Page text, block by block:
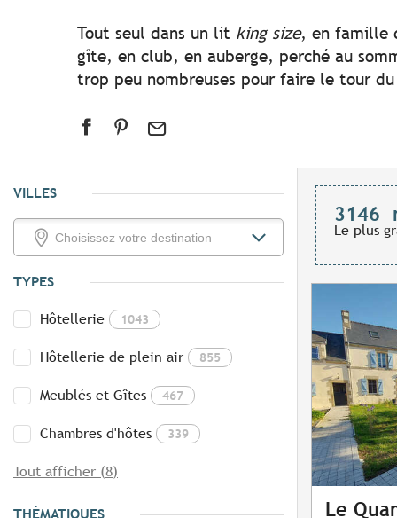
Tout seul dans un lit king size, en famille
gîte, en club, en auberge, perché au
trop peu nombreuses pour faire le tour
VILLES
TYPES
Hôtellerie 1043
Hôtellerie de plein air 855
Meublés et Gîtes 467
Chambres d'hôtes 339
Tout afficher (8)
THÉMATIQUES
3146
Le plus
Le